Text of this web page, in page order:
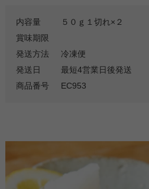
内容量
５０ｇ１切れ×２
賞味期限
発送方法
冷凍便
発送日
最短4営業日後発送
商品番号
EC953